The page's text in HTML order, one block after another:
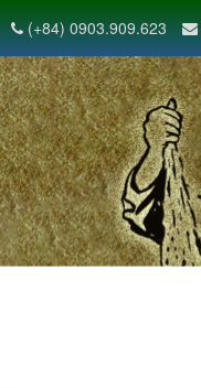
(+84) 0903.909.623